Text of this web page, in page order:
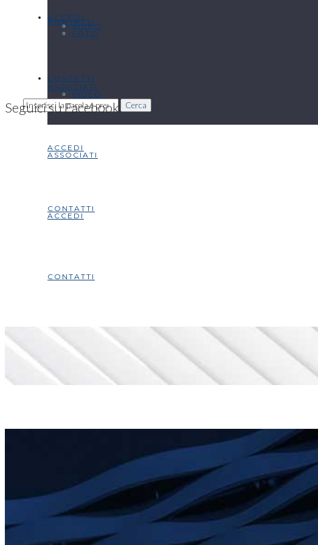
ACCEDI
CONTATTI
CONTATTI
Cerca
VIDEO
ASSOCIATI
ACCEDI
CONTATTI
FOTO
VIDEO
ASSOCIATI
ACCEDI
CONTATTI
Seguici su Facebook